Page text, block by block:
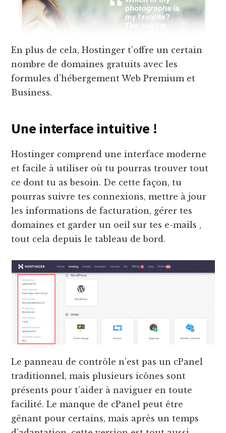
En plus de cela, Hostinger t’offre un certain
nombre de domaines gratuits avec les
formules d’hébergement Web Premium et
Business.
Une interface intuitive !
Hostinger comprend une interface moderne
et facile à utiliser où tu pourras trouver tout
ce dont tu as besoin. De cette façon, tu
pourras suivre tes connexions, mettre à jour
les informations de facturation, gérer tes
domaines et garder un oeil sur tes e-mails ,
tout cela depuis le tableau de bord.
Le panneau de contrôle n’est pas un cPanel
traditionnel, mais plusieurs icônes sont
présents pour t’aider à naviguer en toute
facilité. Le manque de cPanel peut être
gênant pour certains, mais après un temps